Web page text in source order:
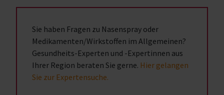
Sie haben Fragen zu Nasenspray oder
Medikamenten/Wirkstoffen im Allgemeinen?
Gesundheits-Experten und -Expertinnen aus
Ihrer Region beraten Sie gerne. Hier gelangen
Sie zur Expertensuche.